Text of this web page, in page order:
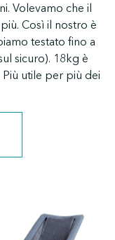
Volevamo che il
Così il nostro è
testato fino a
sicuro). 18kg è
Più utile per più dei